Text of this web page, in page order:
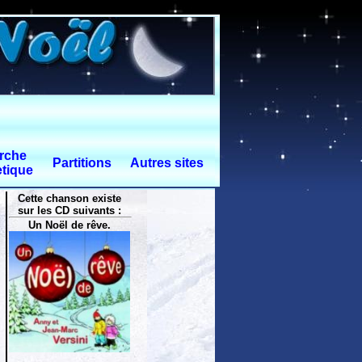
Partitions Autres sites
Cette chanson existe
sur les CD suivants :
Un Noël de rêve.